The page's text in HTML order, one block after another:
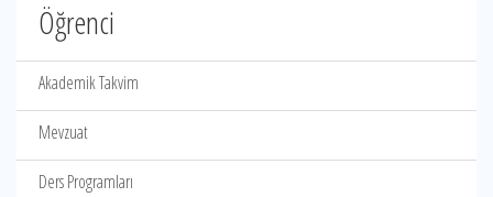
Öğrenci
Akademik Takvim
Mevzuat
Ders Programları